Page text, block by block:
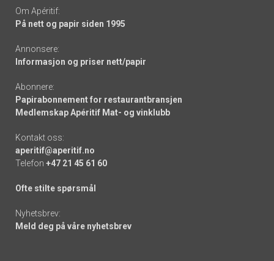
Om Apéritif:
På nett og papir siden 1995
Annonsere:
Informasjon og priser nett/papir
Abonnere:
Papirabonnement for restaurantbransjen
Medlemskap Apéritif Mat- og vinklubb
Kontakt oss:
aperitif@aperitif.no
Telefon +47 21 45 61 60
Ofte stilte spørsmål
Nyhetsbrev:
Meld deg på våre nyhetsbrev